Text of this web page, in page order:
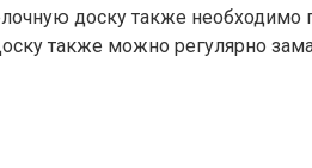
доску также необходимо
также можно регулярно